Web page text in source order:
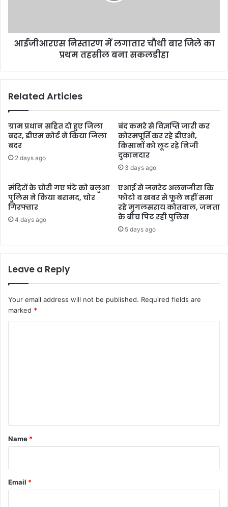
आईजीआरएस निस्तारण में लगातार चौथी बार जिले का
प्रथम तहसील बना सकलडीहा
Related Articles
ग्राम प्रधान सहित दो हुए जिला
बदर, डीएम कोर्ट ने किया जिला
बदर
2 days ago
बंद कमरे से विज्ञप्ति जारी कर
कोरमपूर्ति कर रहे डीएओ,
किसानों को लूट रहे निजी
दुकानदार
3 days ago
मंदिरों के चोरी गए घंटे को बलुआ
पुलिस ने किया बरामद, चोर
गिरफ्तार
4 days ago
एआई से जनरेट अलनजीरा कि
फोटो व खबर से फूले नहीं समा
रहे मुगलसराय कोतवाल, जनता
के बीच पिट रही पुलिस
5 days ago
Leave a Reply
Your email address will not be published. Required fields are
marked *
*
Name *
Email *